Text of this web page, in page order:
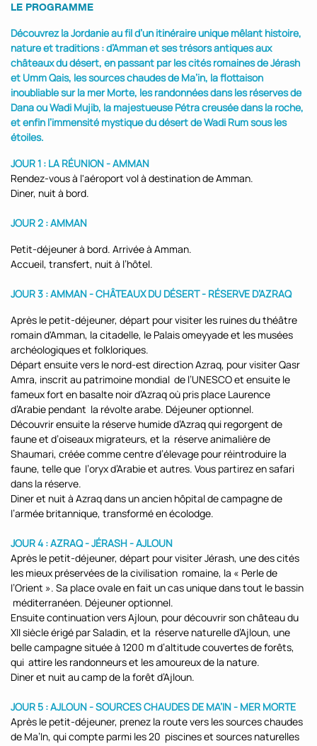
LE PROGRAMME
Découvrez la Jordanie au fil d’un itinéraire unique mêlant histoire,
nature et traditions : d’Amman et ses trésors antiques aux
châteaux du désert, en passant par les cités romaines de Jérash
et Umm Qais, les sources chaudes de Ma’in, la flottaison
inoubliable sur la mer Morte, les randonnées dans les réserves de
Dana ou Wadi Mujib, la majestueuse Pétra creusée dans la roche,
et enfin l’immensité mystique du désert de Wadi Rum sous les
étoiles.
JOUR 1 : LA RÉUNION - AMMAN
Rendez-vous à l'aéroport vol à destination de Amman.
Diner, nuit à bord.
JOUR 2 : AMMAN
Petit-déjeunerà bord. Arrivée à Amman.
Accueil, transfert, nuit à l’hôtel.
JOUR 3 : AMMAN - CHÂTEAUX DU DÉSERT - RÉSERVE D’AZRAQ
Après le petit-déjeuner, départ pour visiter les ruines du théâtre
romain d'Amman, la citadelle, le Palais omeyyade et les musées
archéologiques et folkloriques.
Départ ensuite vers le nord-est direction Azraq, pour visiter Qasr
Amra, inscrit au patrimoine mondial de l’UNESCO et ensuite le
fameux fort en basalte noir d’Azraq où pris place Laurence
d’Arabie pendant la révolte arabe. Déjeuner optionnel.
Découvrir ensuite la réserve humide d’Azraq qui regorgent de
faune et d’oiseaux migrateurs, et la réserve animalière de
Shaumari, créée comme centre d’élevage pour réintroduire la
faune, telle que l’oryx d’Arabie et autres. Vous partirez en safari
dans la réserve.
Diner et nuit à Azraq dans un ancien hôpital de campagne de
l’armée britannique, transformé en écolodge.
JOUR 4 : AZRAQ - JÉRASH - AJLOUN
Après le petit-déjeuner, départ pour visiter Jérash, une des cités
les mieux préservées de la civilisation romaine, la « Perle de
l’Orient ». Sa place ovale en fait un cas unique dans tout le bassin
méditerranéen. Déjeuner optionnel.
Ensuite continuation vers Ajloun, pour découvrir son château du
XII siècle érigé par Saladin, et la réserve naturelle d’Ajloun, une
belle campagne située à 1200 m d’altitude couvertes de forêts,
qui attire les randonneurs et les amoureux de la nature.
Diner et nuit au camp de la forêt d’Ajloun.
JOUR 5 : AJLOUN - SOURCES CHAUDES DE MA’IN - MER MORTE
Après le petit-déjeuner, prenez la route vers les sources chaudes
de Ma’In, qui compte parmi les 20 piscines et sources naturelles